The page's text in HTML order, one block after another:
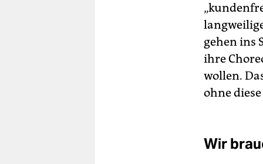
gehen ins
ihre
wollen.
ohne
Wir